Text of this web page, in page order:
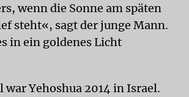
wenn die Sonne am späten
steht«, sagt der junge Mann.
in ein goldenes Licht
war Yehoshua 2014 in Israel.